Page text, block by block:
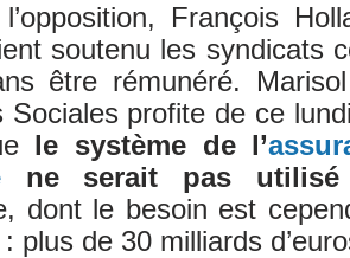
François
soutenu les syndicats
être rémunéré.
Sociales profite de ce
le système de l’
ne serait pas utilisé
dont le besoin est
plus de 30 milliards